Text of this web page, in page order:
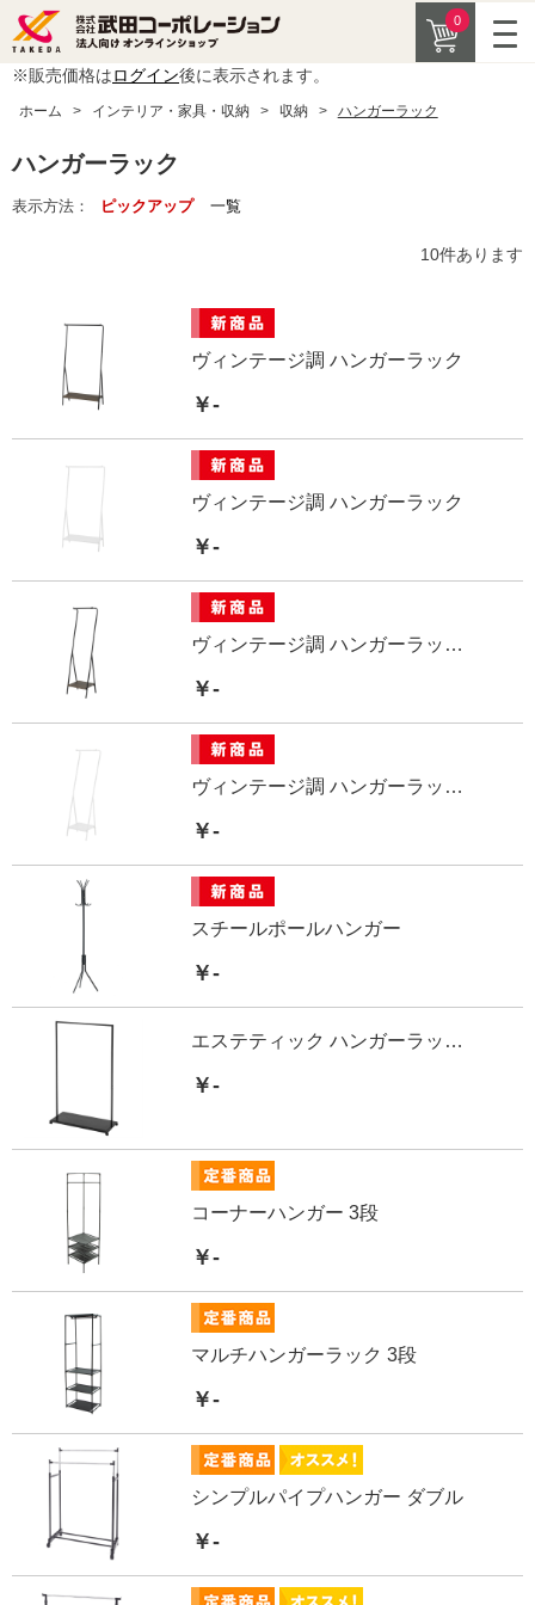
0
※販売価格はログイン後に表示されます。
ホーム > インテリア・家具・収納 > 収納 > ハンガーラック
ハンガーラック
表示方法： ピックアップ 一覧
10件あります
ヴィンテージ調 ハンガーラック
￥-
ヴィンテージ調 ハンガーラック
￥-
ヴィンテージ調 ハンガーラック スリム
￥-
ヴィンテージ調 ハンガーラック スリム
￥-
スチールポールハンガー
￥-
エステティック ハンガーラックBK
￥-
コーナーハンガー 3段
￥-
マルチハンガーラック 3段
￥-
シンプルパイプハンガー ダブル
￥-